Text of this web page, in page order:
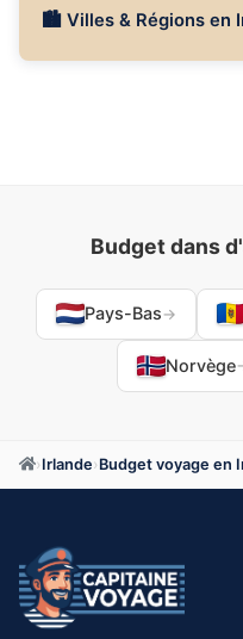
🏙 Villes & Régions en
Budget dans
Pays-Bas →
Norvège
› Irlande› Budget voyage en